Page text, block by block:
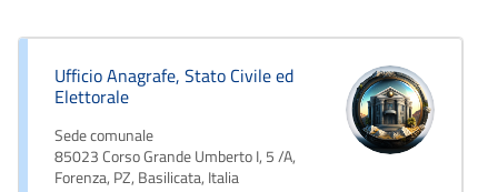
Ufficio Anagrafe, Stato Civile ed
Elettorale
Sede comunale
85023 Corso Grande Umberto I, 5 /A,
Forenza, PZ, Basilicata, Italia